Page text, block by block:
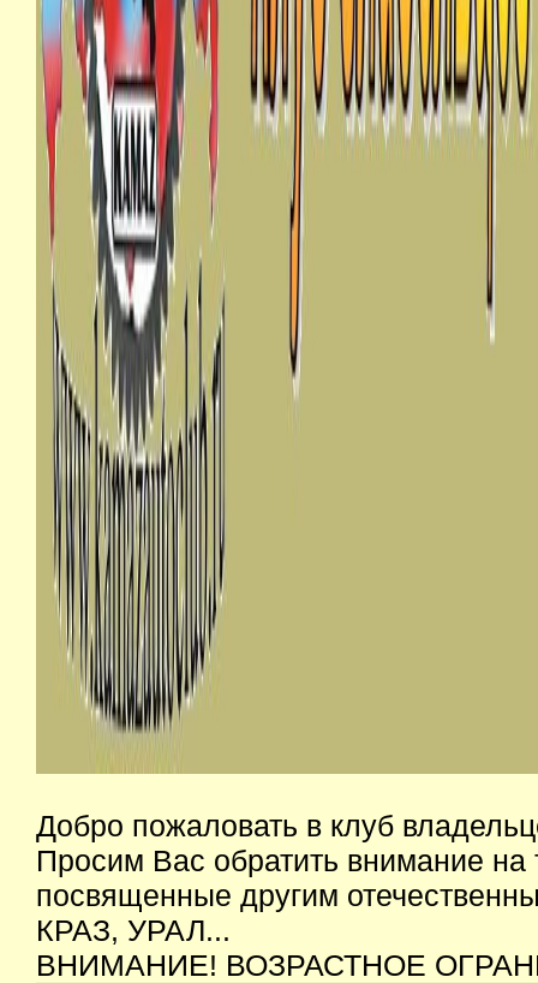
Добро пожаловать в клуб
Просим Вас обратить внимание
посвященные другим
КРАЗ, УРАЛ...
ВНИМАНИЕ! ВОЗРАСТНОЕ